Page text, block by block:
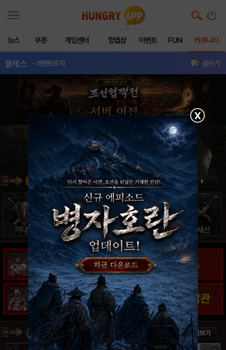
뉴스 쿠폰 게임센터 헝앱샵 이벤트 FUN 커뮤니티
블레스 - 이벤트공지 글쓰기
X